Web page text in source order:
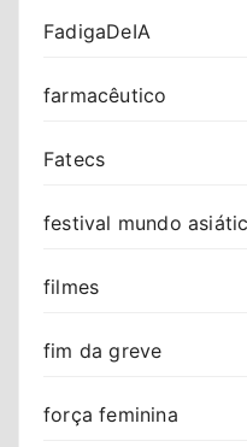
FadigaDeIA
farmacêutico
Fatecs
festival mundo
filmes
fim da greve
força feminina